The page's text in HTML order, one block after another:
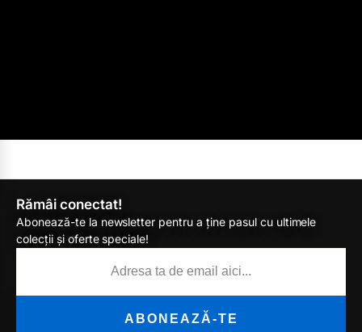
Rămâi conectat!
Abonează-te la newsletter pentru a ține pasul cu ultimele
colecții și oferte speciale!
ABONEAZĂ-TE